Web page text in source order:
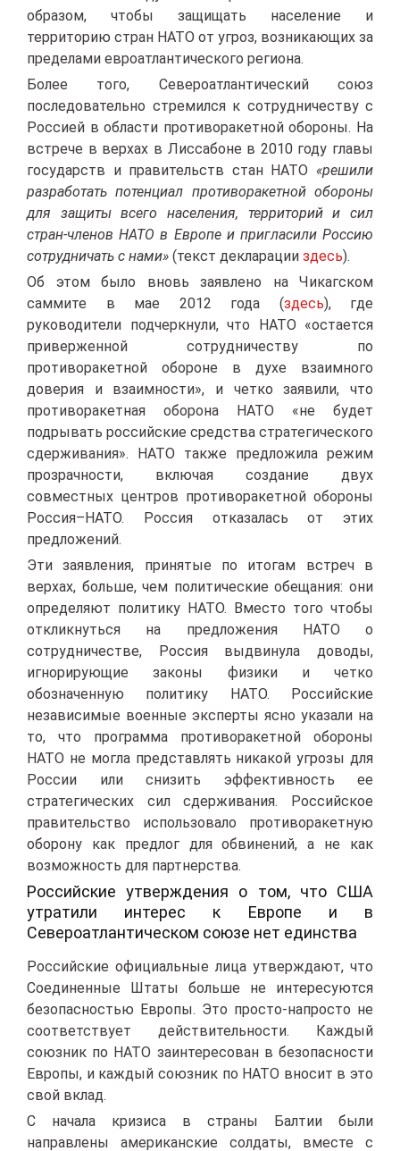
образом, чтобы защищать население и
территорию стран НАТО от угроз, возникающих за
пределами евроатлантического региона.
Более того, Североатлантический союз
последовательно стремился к сотрудничеству с
Россией в области противоракетной обороны. На
встрече в верхах в Лиссабоне в 2010 году главы
государств и правительств стан НАТО «решили
разработать потенциал противоракетной обороны
для защиты всего населения, территорий и сил
стран-членов НАТО в Европе и пригласили Россию
сотрудничать с нами» (текст декларации здесь).
Об этом было вновь заявлено на Чикагском
саммите в мае 2012 года (здесь), где
руководители подчеркнули, что НАТО «остается
приверженной сотрудничеству по
противоракетной обороне в духе взаимного
доверия и взаимности», и четко заявили, что
противоракетная оборона НАТО «не будет
подрывать российские средства стратегического
сдерживания». НАТО также предложила режим
прозрачности, включая создание двух
совместных центров противоракетной обороны
Россия–НАТО. Россия отказалась от этих
предложений.
Эти заявления, принятые по итогам встреч в
верхах, больше, чем политические обещания: они
определяют политику НАТО. Вместо того чтобы
откликнуться на предложения НАТО о
сотрудничестве, Россия выдвинула доводы,
игнорирующие законы физики и четко
обозначенную политику НАТО. Российские
независимые военные эксперты ясно указали на
то, что программа противоракетной обороны
НАТО не могла представлять никакой угрозы для
России или снизить эффективность ее
стратегических сил сдерживания. Российское
правительство использовало противоракетную
оборону как предлог для обвинений, а не как
возможность для партнерства.
Российские утверждения о том, что США
утратили интерес к Европе и в
Североатлантическом союзе нет единства
Российские официальные лица утверждают, что
Соединенные Штаты больше не интересуются
безопасностью Европы. Это просто-напросто не
соответствует действительности. Каждый
союзник по НАТО заинтересован в безопасности
Европы, и каждый союзник по НАТО вносит в это
свой вклад.
С начала кризиса в страны Балтии были
направлены американские солдаты, вместе с